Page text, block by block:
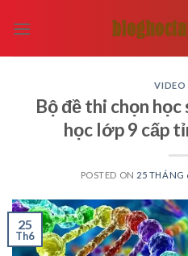
VIDEO
Bộ đề thi chọn học
học lớp 9 cấp
POSTED ON 25 THÁNG
25
Th6